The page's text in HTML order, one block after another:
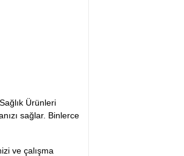
Ürünleri
sağlar. Binlerce
ve çalışma